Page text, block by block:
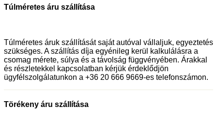
Túlméretes áru szállítása
Túlméretes áruk szállítását saját autóval vállaljuk, egyeztetés
szükséges. A szállítás díja egyénileg kerül kalkulálásra a
csomag mérete, súlya és a távolság függvényében. Árakkal
és részletekkel kapcsolatban kérjük érdeklődjön
ügyfélszolgálatunkon a +36 20 666 9669-es telefonszámon.
Törékeny áru szállítása